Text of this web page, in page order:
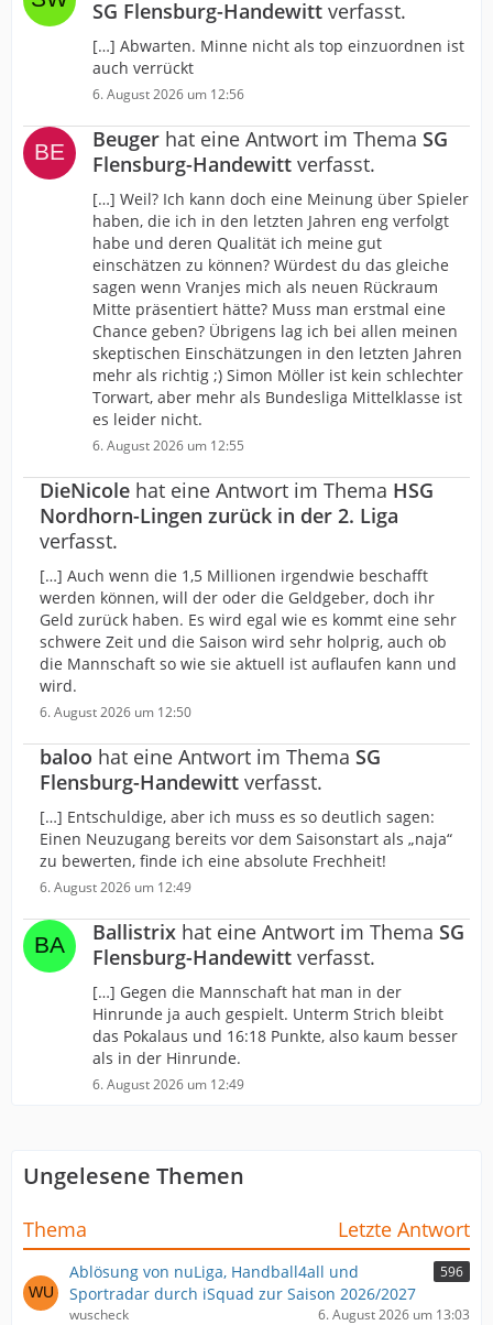
SG Flensburg-Handewitt verfasst.
[…] Abwarten. Minne nicht als top einzuordnen ist
auch verrückt
6. August 2026 um 12:56
Beuger hat eine Antwort im Thema SG
Flensburg-Handewitt verfasst.
[…] Weil? Ich kann doch eine Meinung über Spieler
haben, die ich in den letzten Jahren eng verfolgt
habe und deren Qualität ich meine gut
einschätzen zu können? Würdest du das gleiche
sagen wenn Vranjes mich als neuen Rückraum
Mitte präsentiert hätte? Muss man erstmal eine
Chance geben? Übrigens lag ich bei allen meinen
skeptischen Einschätzungen in den letzten Jahren
mehr als richtig ;) Simon Möller ist kein schlechter
Torwart, aber mehr als Bundesliga Mittelklasse ist
es leider nicht.
6. August 2026 um 12:55
DieNicole hat eine Antwort im Thema HSG
Nordhorn-Lingen zurück in der 2. Liga
verfasst.
[…] Auch wenn die 1,5 Millionen irgendwie beschafft
werden können, will der oder die Geldgeber, doch ihr
Geld zurück haben. Es wird egal wie es kommt eine sehr
schwere Zeit und die Saison wird sehr holprig, auch ob
die Mannschaft so wie sie aktuell ist auflaufen kann und
wird.
6. August 2026 um 12:50
baloo hat eine Antwort im Thema SG
Flensburg-Handewitt verfasst.
[…] Entschuldige, aber ich muss es so deutlich sagen:
Einen Neuzugang bereits vor dem Saisonstart als „naja“
zu bewerten, finde ich eine absolute Frechheit!
6. August 2026 um 12:49
Ballistrix hat eine Antwort im Thema SG
Flensburg-Handewitt verfasst.
[…] Gegen die Mannschaft hat man in der
Hinrunde ja auch gespielt. Unterm Strich bleibt
das Pokalaus und 16:18 Punkte, also kaum besser
als in der Hinrunde.
6. August 2026 um 12:49
Ungelesene Themen
Thema Letzte Antwort
Ablösung von nuLiga, Handball4all und
Sportradar durch iSquad zur Saison 2026/2027
596
wuscheck 6. August 2026 um 13:03